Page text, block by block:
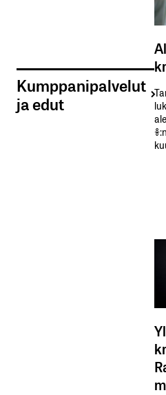
Kumppanipalvelut
ja edut